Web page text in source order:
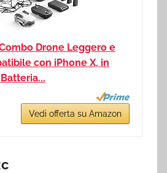
Drone Leggero e
con iPhone X, in
Vedi offerta su Amazon